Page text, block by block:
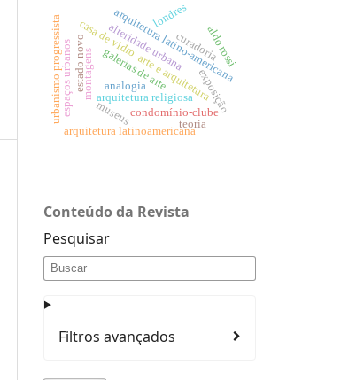
arquitetura religiosa
arte e arquitetura
museus
galerias de arte
montagens
casa de vidro
arquitetura latinoamericana
exposição
arquitetura latino-americana
londres
condomínio-clube
estado novo analogia
aldo rossi
alteridade urbana
espaços urbanos curadoria
teoria
urbanismo progressista
Conteúdo da Revista
Pesquisar
Filtros avançados